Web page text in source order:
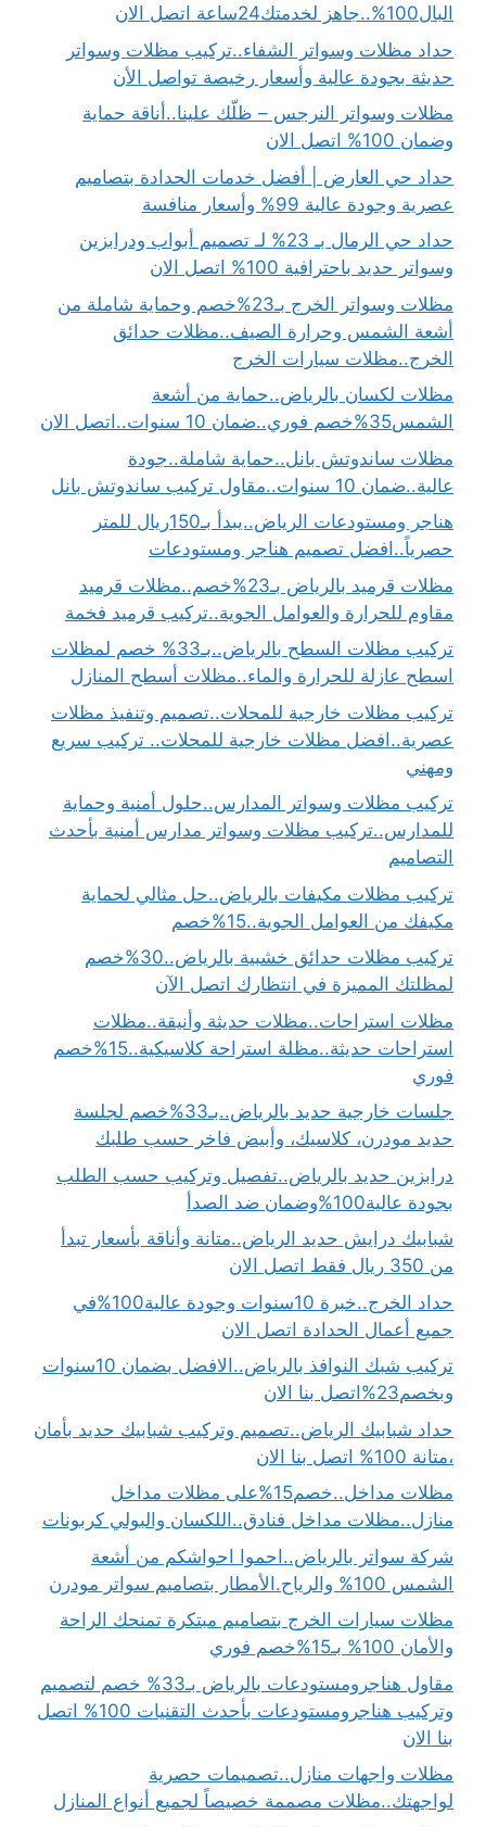
البال100%..جاهز لخدمتك24ساعة اتصل الان
حداد مظلات وسواتر الشفاء..تركيب مظلات وسواتر
حديثة بجودة عالية وأسعار رخيصة تواصل الأن
مظلات وسواتر النرجس – ظلّك علينا..أناقة حماية
وضمان 100% اتصل الان
حداد حي العارض | أفضل خدمات الحدادة بتصاميم
عصرية وجودة عالية 99% وأسعار منافسة
حداد حي الرمال بـ 23% لـ تصميم أبواب ودرابزين
وسواتر حديد باحترافية 100% اتصل الان
مظلات وسواتر الخرج بـ23%خصم وحماية شاملة من
أشعة الشمس وحرارة الصيف..مظلات حدائق
الخرج..مظلات سيارات الخرج
مظلات لكسان بالرياض..حماية من أشعة
الشمس35%خصم فوري..ضمان 10 سنوات..اتصل الان
مظلات ساندوتش بانل..حماية شاملة..جودة
عالية..ضمان 10 سنوات..مقاول تركيب ساندوتش بانل
هناجر ومستودعات الرياض..يبدأ بـ150ريال للمتر
حصرياً..افضل تصميم هناجر ومستودعات
مظلات قرميد بالرياض بـ23%خصم..مظلات قرميد
مقاوم للحرارة والعوامل الجوية..تركيب قرميد فخمة
تركيب مظلات السطح بالرياض..بـ33% خصم لمظلات
اسطح عازلة للحرارة والماء..مظلات أسطح المنازل
تركيب مظلات خارجية للمحلات..تصميم وتنفيذ مظلات
عصرية..افضل مظلات خارجية للمحلات.. تركيب سريع
ومهني
تركيب مظلات وسواتر المدارس..حلول أمنية وحماية
للمدارس..تركيب مظلات وسواتر مدارس أمنية بأحدث
التصاميم
تركيب مظلات مكيفات بالرياض..حل مثالي لحماية
مكيفك من العوامل الجوية..15%خصم
تركيب مظلات حدائق خشبية بالرياض..30%خصم
لمظلتك المميزة في انتظارك اتصل الآن
مظلات استراحات..مظلات حديثة وأنيقة..مظلات
استراحات حديثة..مظلة استراحة كلاسيكية..15%خصم
فوري
جلسات خارجية حديد بالرياض..بـ33%خصم لجلسة
حديد مودرن، كلاسيك، وأبيض فاخر حسب طلبك
درابزين حديد بالرياض..تفصيل وتركيب حسب الطلب
بجودة عالية100%وضمان ضد الصدأ
شبابيك درايش حديد الرياض..متانة وأناقة بأسعار تبدأ
من 350 ريال فقط اتصل الان
حداد الخرج..خبرة 10سنوات وجودة عالية100%في
جميع أعمال الحدادة اتصل الان
تركيب شبك النوافذ بالرياض..الافضل بضمان 10سنوات
وبخصم23%اتصل بنا الان
حداد شبابيك الرياض..تصميم وتركيب شبابيك حديد بأمان
،متانة 100% اتصل بنا الان
مظلات مداخل..خصم15%على مظلات مداخل
منازل..مظلات مداخل فنادق..اللكسان والبولي كربونات
شركة سواتر بالرياض..احموا احواشكم من أشعة
الشمس 100% والرياح.الأمطار بتصاميم سواتر مودرن
مظلات سيارات الخرج بتصاميم مبتكرة تمنحك الراحة
والأمان 100% بـ15%خصم فوري
مقاول هناجرومستودعات بالرياض بـ33% خصم لتصميم
وتركيب هناجرومستودعات بأحدث التقنيات 100% اتصل
بنا الان
مظلات واجهات منازل..تصميمات حصرية
لواجهتك..مظلات مصممة خصيصاً لجميع أنواع المنازل